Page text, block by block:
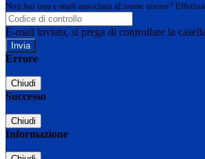
Non hai una e-mail associata al nome utente?
E-mail inviata, si prega di controllare la
Errore
Chiudi
Successo
Chiudi
Informazione